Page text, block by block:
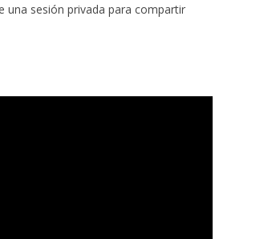
sesión privada para compartir